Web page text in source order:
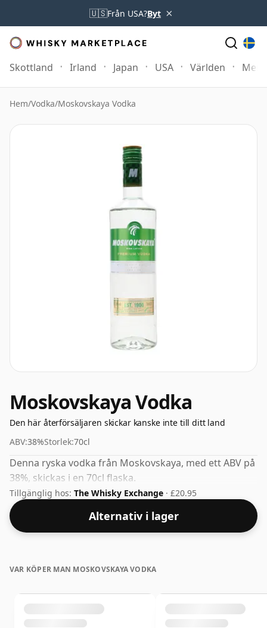
🇺🇸Från USA?Byt ×
Skottland Irland Japan USA Världen Mer
Hem/Vodka/Moskovskaya Vodka
Moskovskaya Vodka
Den här återförsäljaren skickar kanske inte till ditt land
ABV:38%Storlek:70cl
Denna ryska vodka från Moskovskaya, med ett ABV på
38%, skickas i en 70cl flaska.
Tillgänglig hos: The Whisky Exchange · £20.95
Alternativ i lager
VAR KÖPER MAN MOSKOVSKAYA VODKA